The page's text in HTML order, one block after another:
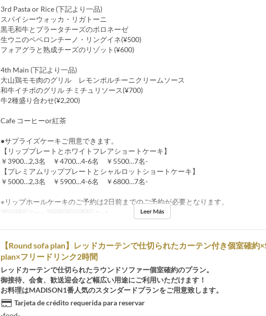
3rd Pasta or Rice (下記より一品)
スパイシーウォッカ・リガトーニ
黒毛和牛とブラータチーズのボロネーゼ
生ウニのペペロンチーノ・リングイネ(¥500)
フォアグラと熟成チーズのリゾット(¥600)
4th Main (下記より一品)
大山鶏モモ肉のグリル レモンポルチーニクリームソース
和牛イチボのグリル チミチュリソース(¥700)
牛2種盛り合わせ(¥2,200)
Cafe コーヒーor紅茶
●サプライズケーキご用意できます。
【リッププレートとホワイトフレアショートケーキ】
￥3900…2,3名 ￥4700…4-6名 ￥5500…7名-
【プレミアムリッププレートとシャルロットショートケーキ】
￥5000…2,3名 ￥5900…4-6名 ￥6800…7名-
※リップホールケーキのご予約は2日前までのご予約が必要となります。
Comidas Cena Límite de pedido 2 ~ 2 Leer Más
【Round sofa plan】レッドカーテンで仕切られたカーテン付き個室確約
plan×フリードリンク2時間
レッドカーテンで仕切られたラウンドソファー個室確約のプラン。
御接待、会食、歓送迎会など幅広い用途にご利用いただけます！
お料理はMADISON1番人気のスタンダードプランをご用意致します。
Tarjeta de crédito requerida para reservar